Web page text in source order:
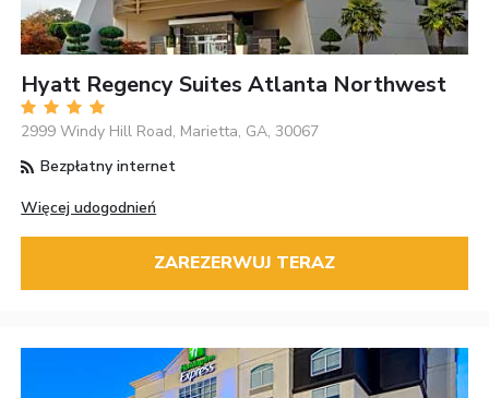
Hyatt Regency Suites Atlanta Northwest
2999 Windy Hill Road, Marietta, GA, 30067
Bezpłatny internet
Więcej udogodnień
ZAREZERWUJ TERAZ